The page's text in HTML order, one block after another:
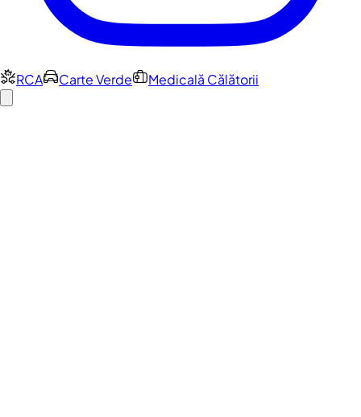
RCA Carte Verde Medicală Călătorii